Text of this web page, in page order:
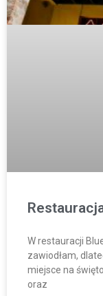
W restauracji
zawiodłam,
miejsce na
oraz